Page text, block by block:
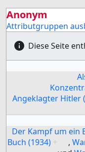
Anonym
Attributgruppen
Diese Seite
Angeklagter Hitler
Der Kampf um ein
Buch (1934) + ,